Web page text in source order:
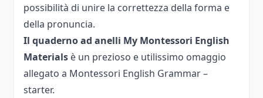
possibilità di unire la correttezza della forma e
della pronuncia.
Il quaderno ad anelli My Montessori English
Materials è un prezioso e utilissimo omaggio
allegato a Montessori English Grammar –
starter.